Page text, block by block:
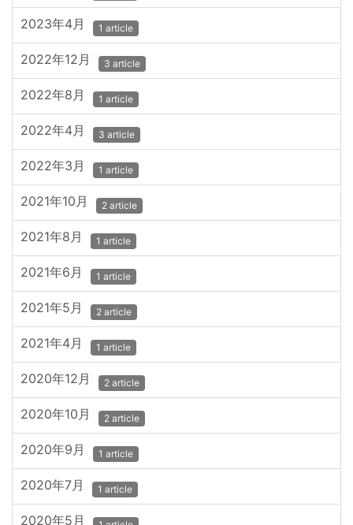
2023年4月 1 article
2022年12月 3 article
2022年8月 1 article
2022年4月 3 article
2022年3月 1 article
2021年10月 2 article
2021年8月 1 article
2021年6月 1 article
2021年5月 2 article
2021年4月 1 article
2020年12月 2 article
2020年10月 2 article
2020年9月 1 article
2020年7月 1 article
2020年5月